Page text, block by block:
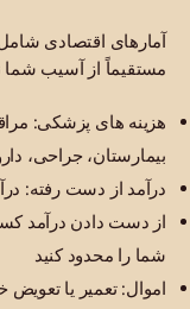
آمارهای اقتصادی
مستقیماً از آسیب
هزینه های پزشکی:
بیمارستان، جراحی،
درآمد از دست رفته:
از دست دادن درآمد
شما را محدود کنید
اموال: تعمیر یا